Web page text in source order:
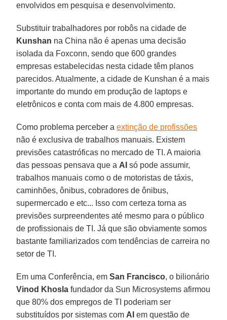
envolvidos em pesquisa e desenvolvimento.
Substituir trabalhadores por robôs na cidade de
Kunshan na China não é apenas uma decisão
isolada da Foxconn, sendo que 600 grandes
empresas estabelecidas nesta cidade têm planos
parecidos. Atualmente, a cidade de Kunshan é a mais
importante do mundo em produção de laptops e
eletrônicos e conta com mais de 4.800 empresas.
Como problema perceber aextinção de profissões
não é exclusiva de trabalhos manuais. Existem
previsões catastróficas no mercado de TI. A maioria
das pessoas pensava que a AI só pode assumir,
trabalhos manuais como o de motoristas de táxis,
caminhões, ônibus, cobradores de ônibus,
supermercado e etc... Isso com certeza torna as
previsões surpreendentes até mesmo para o público
de profissionais de TI. Já que são obviamente somos
bastante familiarizados com tendências de carreira no
setor de TI.
Em uma Conferência, emSan Francisco, o bilionário
Vinod Khosla fundador da Sun Microsystems afirmou
que 80% dos empregos de TI poderiam ser
substituídos por sistemas com AI em questão de